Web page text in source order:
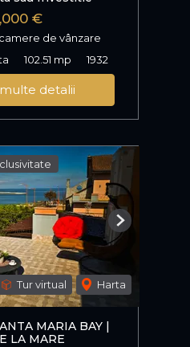
€
de vânzare
102.51 mp 1932
detalii
Tur virtual Harta
Next
MARIA BAY |
LA MARE